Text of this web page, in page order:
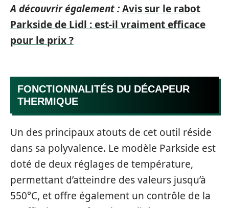
A découvrir également :Avis sur le rabot
Parkside de Lidl : est-il vraiment efficace
pour le prix ?
FONCTIONNALITÉS DU DÉCAPEUR
THERMIQUE
Un des principaux atouts de cet outil réside
dans sa polyvalence. Le modèle Parkside est
doté de deux réglages de température,
permettant d’atteindre des valeurs jusqu’à
550°C, et offre également un contrôle de la